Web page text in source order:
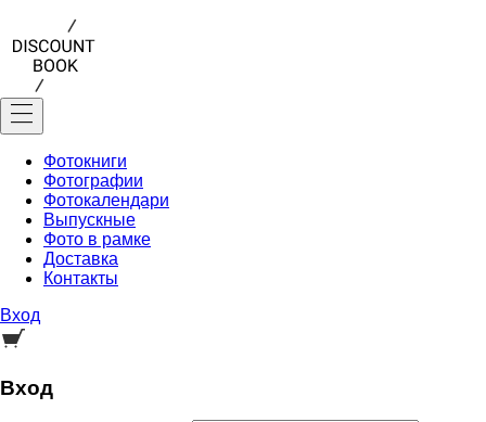
Фотокниги
Фотографии
Фотокалендари
Выпускные
Фото в рамке
Доставка
Контакты
Вход
Вход